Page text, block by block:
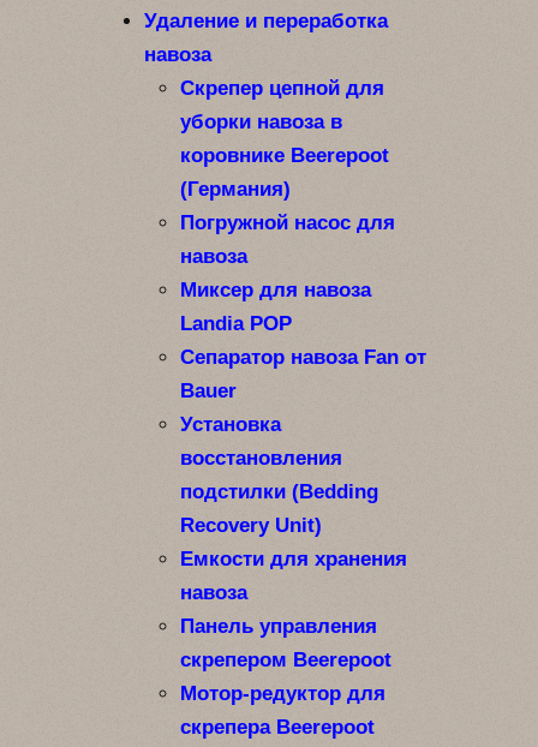
Удаление и переработка
навоза
Скрепер цепной для
уборки навоза в
коровнике Beerepoot
(Германия)
Погружной насос для
навоза
Миксер для навоза
Landia POP
Сепаратор навоза Fan от
Bauer
Установка
восстановления
подстилки (Bedding
Recovery Unit)
Емкости для хранения
навоза
Панель управления
скрепером Beerepoot
Мотор-редуктор для
скрепера Beerepoot